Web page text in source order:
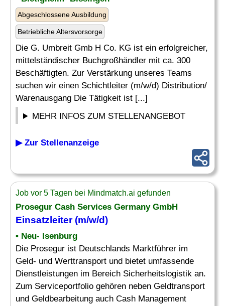
Abgeschlossene Ausbildung
Betriebliche Altersvorsorge
Die G. Umbreit Gmb H Co. KG ist ein erfolgreicher,
mittelständischer Buchgroßhändler mit ca. 300
Beschäftigten. Zur Verstärkung unseres Teams
suchen wir einen Schichtleiter (m/w/d) Distribution/
Warenausgang Die Tätigkeit ist [...]
MEHR INFOS ZUM STELLENANGEBOT
▶ Zur Stellenanzeige
Job vor 5 Tagen bei Mindmatch.ai gefunden
Prosegur Cash Services Germany GmbH
Einsatzleiter(m/w/d)
• Neu- Isenburg
Die Prosegur ist Deutschlands Marktführer im
Geld- und Werttransport und bietet umfassende
Dienstleistungen im Bereich Sicherheitslogistik an.
Zum Serviceportfolio gehören neben Geldtransport
und Geldbearbeitung auch Cash Management